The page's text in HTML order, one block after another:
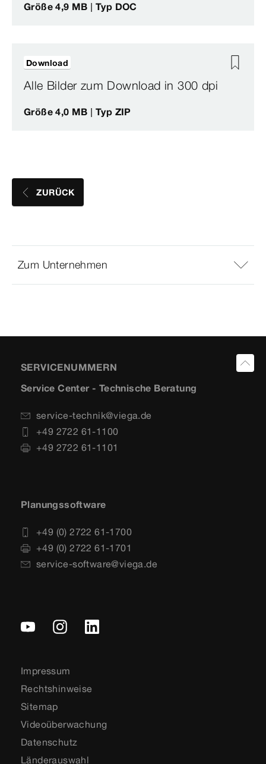
Größe 4,9 MB | Typ DOC
Alle Bilder zum Download in 300 dpi
Größe 4,0 MB | Typ ZIP
Download
ZURÜCK
Zum Unternehmen
SERVICENUMMERN
Service Center - Technische Beratung
service-technik@viega.de
+49 2722 61-1100
+49 2722 61-1101
Planungssoftware
+49 (0) 2722 61-1700
+49 (0) 2722 61-1701
service-software@viega.de
Impressum
Rechtshinweise
Sitemap
Videoüberwachung
Datenschutz
Länderauswahl